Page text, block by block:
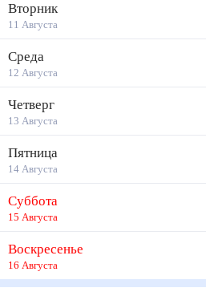
Вторник
11 Августа
Среда
12 Августа
Четверг
13 Августа
Пятница
14 Августа
Суббота
15 Августа
Воскресенье
16 Августа